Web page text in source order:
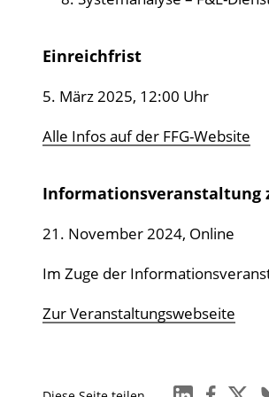
Einreichfrist
5. März 2025, 12:00 Uhr
Alle Infos auf der FFG-Website
Informationsveranstaltung
21. November 2024, Online
Im Zuge der
Zur Veranstaltungswebseite
linkedinfacebook
x